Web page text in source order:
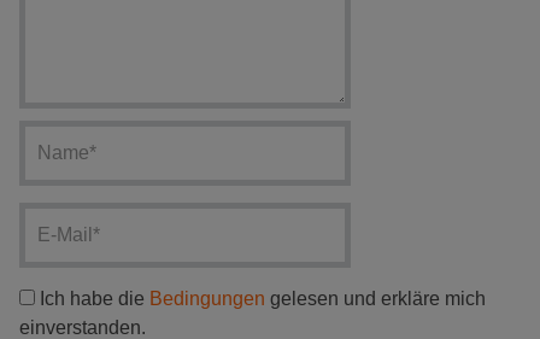
Ich habe die Bedingungen gelesen und erkläre mich
einverstanden.